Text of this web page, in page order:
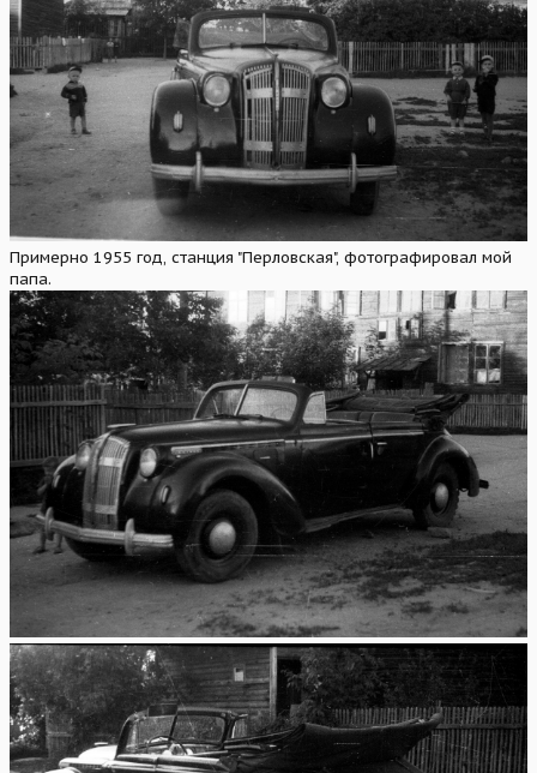
Примерно 1955 год, станция "Перловская", фотографировал мой
папа.